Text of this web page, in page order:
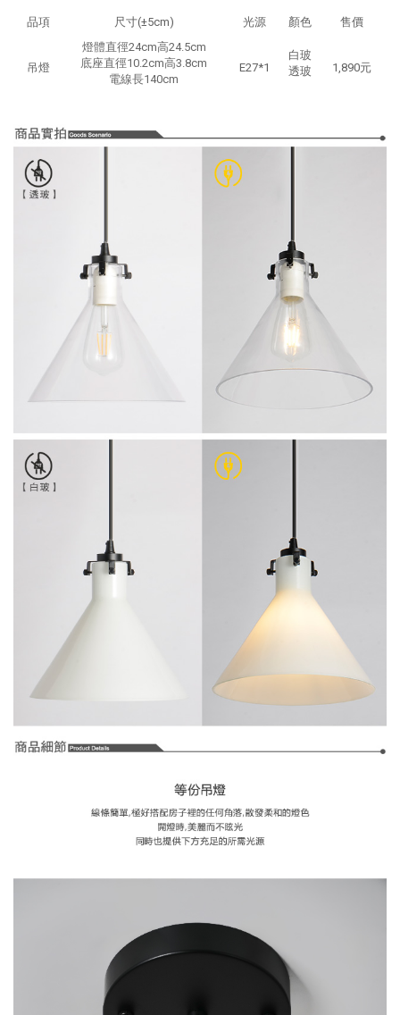
品項 尺寸(±5cm) 光源 顏色 售價
吊燈
燈體直徑24cm高24.5cm
底座直徑10.2cm高3.8cm
電線長140cm
E27*1
白玻
透玻
1,890元